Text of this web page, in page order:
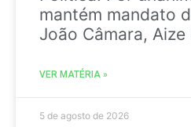
mantém mandato
João Câmara, Aize
VER MATÉRIA »
5 de agosto de 2026